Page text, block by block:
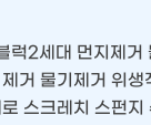
럭2세대 먼지제
거 물기제거 위
스크레치 스펀지